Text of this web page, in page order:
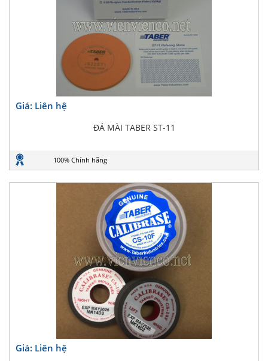
Giá: Liên hệ
ĐÁ MÀI TABER ST-11
100% Chính hãng
Giá: Liên hệ